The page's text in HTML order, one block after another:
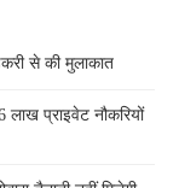
से की मुलाकात
लाख प्राइवेट नौकरियों